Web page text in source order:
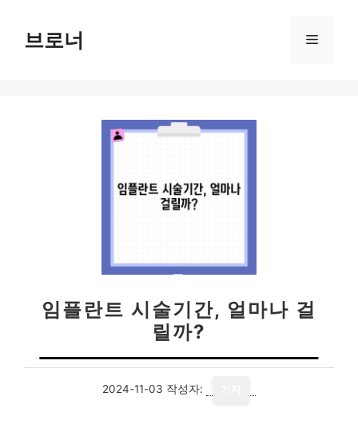
브로너 메
임플란트 시술기간, 얼마나 걸
릴까?
2024-11-03 작성자: